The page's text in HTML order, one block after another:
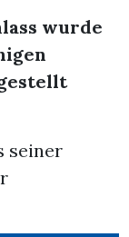
wurde
seiner